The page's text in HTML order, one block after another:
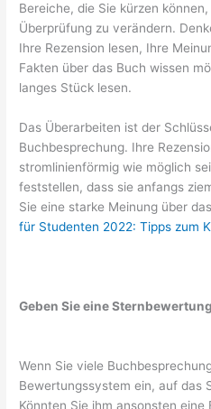
Bereiche, die Sie kürzen
Überprüfung zu verändern.
Ihre Rezension lesen, Ihre
Fakten über das Buch wissen
langes Stück lesen.
Das Überarbeiten ist der
Buchbesprechung. Ihre
stromlinienförmig wie möglich
feststellen, dass sie anfangs
Sie eine starke Meinung über
für Studenten 2022: Tipps zum
Geben Sie eine
Wenn Sie viele
Bewertungssystem ein, auf das
Könnten Sie ihm ansonsten